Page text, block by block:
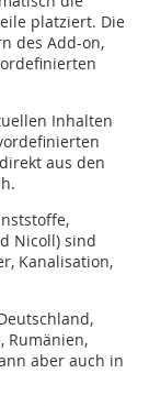
platziert. Die
des Add-on,
Inhalten
aus den
Nicoll) sind
Kanalisation,
Rumänien,
aber auch in